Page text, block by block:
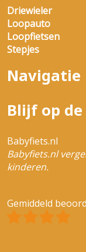
Driewieler
Loopauto
Loopfietsen
Stepjes
Navigatie
Blijf op
Babyfiets.nl
Babyfiets.nl
kinderen.
Gemiddeld